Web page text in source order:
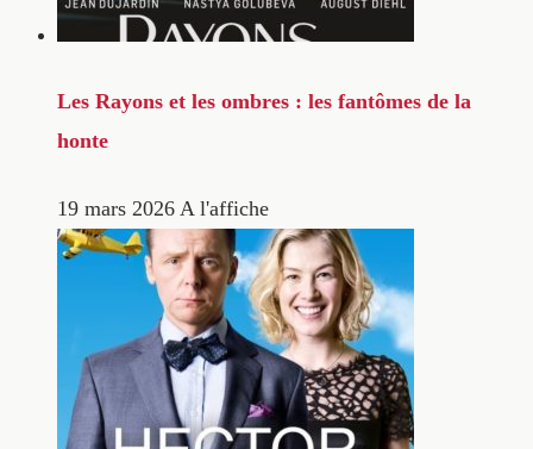
Les Rayons et les ombres : les fantômes de la
honte
19 mars 2026 A l'affiche